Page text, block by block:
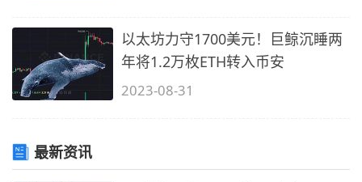
以太坊力守1700美元！巨鲸沉睡两
年将1.2万枚ETH转入币安
2023-08-31
最新资讯